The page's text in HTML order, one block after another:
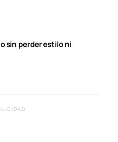
sin perder estilo ni